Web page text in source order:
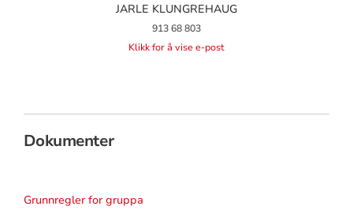
JARLE KLUNGREHAUG
913 68 803
Klikk for å vise e-post
Dokumenter
Grunnregler for gruppa